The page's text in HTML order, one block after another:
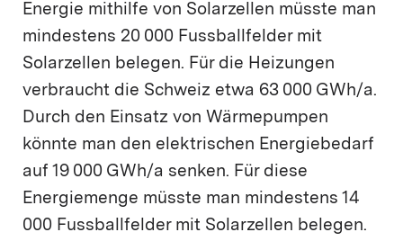
Energie mithilfe von Solarzellen müsste man
mindestens 20 000 Fussballfelder mit
Solarzellen belegen. Für die Heizungen
verbraucht die Schweiz etwa 63 000 GWh/a.
Durch den Einsatz von Wärmepumpen
könnte man den elektrischen Energiebedarf
auf 19 000 GWh/a senken. Für diese
Energiemenge müsste man mindestens 14
000 Fussballfelder mit Solarzellen belegen.